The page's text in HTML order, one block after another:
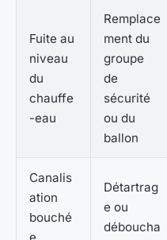
Fuite au
niveau
du
chauffe
-eau
Remplace
ment du
groupe
de
sécurité
ou du
ballon
Canalis
ation
bouché
Détartrag
e ou
déboucha